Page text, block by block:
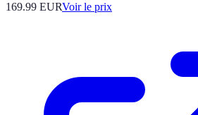
169.99 EURVoir le prix